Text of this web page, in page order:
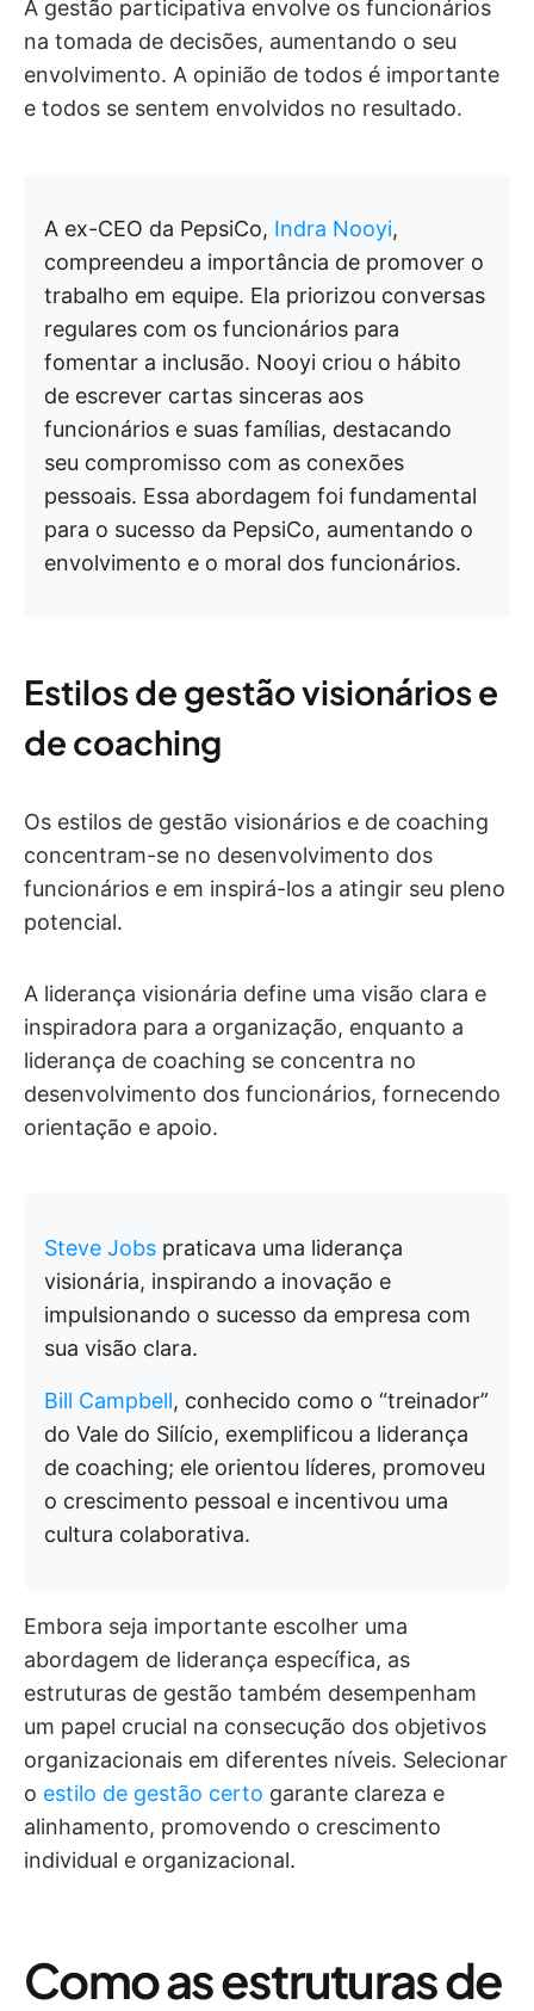
A gestão participativa envolve os funcionários
na tomada de decisões, aumentando o seu
envolvimento. A opinião de todos é importante
e todos se sentem envolvidos no resultado.
A ex-CEO da PepsiCo, Indra Nooyi,
compreendeu a importância de promover o
trabalho em equipe. Ela priorizou conversas
regulares com os funcionários para
fomentar a inclusão. Nooyi criou o hábito
de escrever cartas sinceras aos
funcionários e suas famílias, destacando
seu compromisso com as conexões
pessoais. Essa abordagem foi fundamental
para o sucesso da PepsiCo, aumentando o
envolvimento e o moral dos funcionários.
Estilos de gestão visionários e
de coaching
Os estilos de gestão visionários e de coaching
concentram-se no desenvolvimento dos
funcionários e em inspirá-los a atingir seu pleno
potencial.
A liderança visionária define uma visão clara e
inspiradora para a organização, enquanto a
liderança de coaching se concentra no
desenvolvimento dos funcionários, fornecendo
orientação e apoio.
Steve Jobs praticava uma liderança
visionária, inspirando a inovação e
impulsionando o sucesso da empresa com
sua visão clara.
Bill Campbell, conhecido como o “treinador”
do Vale do Silício, exemplificou a liderança
de coaching; ele orientou líderes, promoveu
o crescimento pessoal e incentivou uma
cultura colaborativa.
Embora seja importante escolher uma
abordagem de liderança específica, as
estruturas de gestão também desempenham
um papel crucial na consecução dos objetivos
organizacionais em diferentes níveis. Selecionar
o estilo de gestão certo garante clareza e
alinhamento, promovendo o crescimento
individual e organizacional.
Como as estruturas de